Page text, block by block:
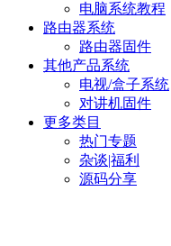
电脑系统教程
路由器系统
路由器固件
其他产品系统
电视/盒子系统
对讲机固件
更多类目
热门专题
杂谈|福利
源码分享